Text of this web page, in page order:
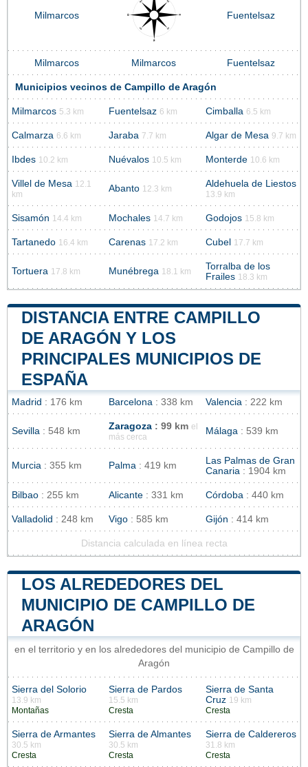
Milmarcos Fuentelsaz
Milmarcos Milmarcos Fuentelsaz
Municipios vecinos de Campillo de Aragón
Milmarcos 5.3 km Fuentelsaz 6 km Cimballa 6.5 km
Calmarza 6.6 km Jaraba 7.7 km Algar de Mesa 9.7 km
Ibdes 10.2 km Nuévalos 10.5 km Monterde 10.6 km
Villel de Mesa 12.1
km
Abanto 12.3 km Aldehuela de Liestos
13.9 km
Sisamón 14.4 km Mochales 14.7 km Godojos 15.8 km
Tartanedo 16.4 km Carenas 17.2 km Cubel 17.7 km
Tortuera 17.8 km Munébrega 18.1 km
Torralba de los
Frailes 18.3 km
DISTANCIA ENTRE CAMPILLO
DE ARAGÓN Y LOS
PRINCIPALES MUNICIPIOS DE
ESPAÑA
Madrid : 176 km Barcelona : 338 km Valencia : 222 km
Sevilla : 548 km Zaragoza : 99 km el
más cerca
Málaga : 539 km
Murcia : 355 km Palma : 419 km
Las Palmas de Gran
Canaria : 1904 km
Bilbao : 255 km Alicante : 331 km Córdoba : 440 km
Valladolid : 248 km Vigo : 585 km Gijón : 414 km
Distancia calculada en línea recta
LOS ALREDEDORES DEL
MUNICIPIO DE CAMPILLO DE
ARAGÓN
en el territorio y en los alrededores del municipio de Campillo de
Aragón
Sierra del Solorio
13.9 km
Montañas
Sierra de Pardos
15.5 km
Cresta
Sierra de Santa
Cruz 19 km
Cresta
Sierra de Armantes
30.5 km
Cresta
Sierra de Almantes
30.5 km
Cresta
Sierra de Caldereros
31.8 km
Cresta